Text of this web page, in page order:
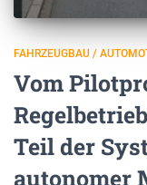
FAHRZEUGBAU /
Vom
Teil der
autonomer